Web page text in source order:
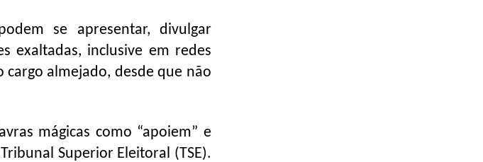
se apresentar, divulgar
exaltadas, inclusive em redes
almejado, desde que não
mágicas como “apoiem” e
Superior Eleitoral (TSE).